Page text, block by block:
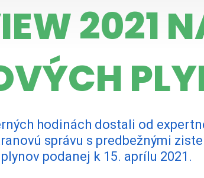
2021
hodinách dostali od
správu s predbežnými
podanej k 15. aprílu 2021.